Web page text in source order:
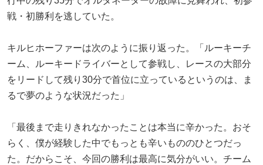
戦・初勝利を逃していた。
キルヒホーファーは次のように振り返った。「ルーキーチ
ーム、ルーキードライバーとして参戦し、レースの大部分
をリードして残り30分で首位に立っているというのは、ま
るで夢のような状況だった」
「最後まで走りきれなかったことは本当に辛かった。おそ
らく、僕が経験した中でもっとも辛いもののひとつだっ
た。だからこそ、今回の勝利は最高に気分がいい。チーム